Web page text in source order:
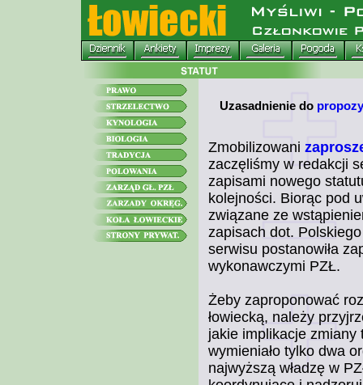
Uzasadnienie do
Zmobilizowani
zaczęliśmy w redakcji
zapisami nowego
kolejności. Biorąc pod
związane ze
zapisach dot.
serwisu postanowiła
wykonawczymi PZŁ.
Żeby zaproponować
łowiecką, należy
jakie implikacje
wymieniało tylko dwa
najwyższą władzę w